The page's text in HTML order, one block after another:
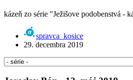
kázeň zo série "Ježišove podobenstvá -
spravca_kosice
29. decembra 2019